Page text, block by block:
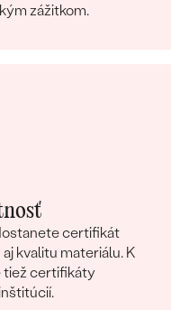
zážitkom.
certifikát
kvalitu materiálu. K
tiež certifikáty